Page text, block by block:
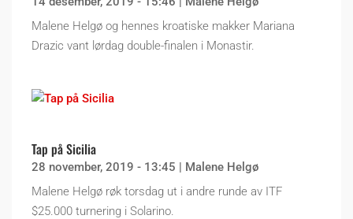
Malene Helgø og hennes kroatiske makker Mariana
Drazic vant lørdag double-finalen i Monastir.
Tap på Sicilia
28 november, 2019 - 13:45 | Malene Helgø
Malene Helgø røk torsdag ut i andre runde av ITF
$25.000 turnering i Solarino.